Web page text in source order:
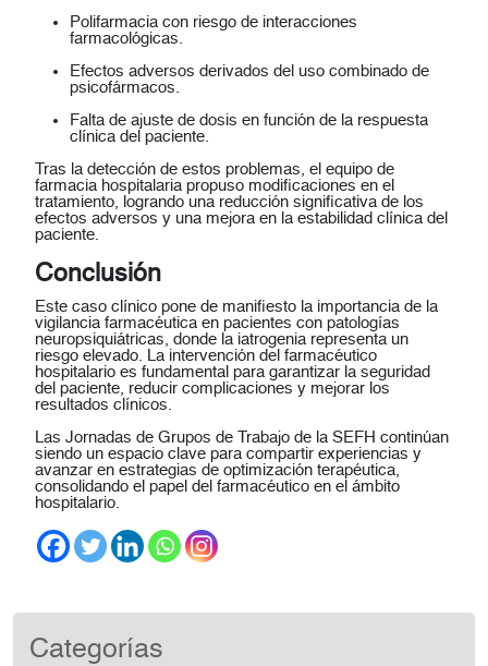
Polifarmacia con riesgo de interacciones
farmacológicas.
Efectos adversos derivados del uso combinado de
psicofármacos.
Falta de ajuste de dosis en función de la respuesta
clínica del paciente.
Tras la detección de estos problemas, el equipo de
farmacia hospitalaria propuso modificaciones en el
tratamiento, logrando una reducción significativa de los
efectos adversos y una mejora en la estabilidad clínica del
paciente.
Conclusión
Este caso clínico pone de manifiesto la importancia de la
vigilancia farmacéutica en pacientes con patologías
neuropsiquiátricas, donde la iatrogenia representa un
riesgo elevado. La intervención del farmacéutico
hospitalario es fundamental para garantizar la seguridad
del paciente, reducir complicaciones y mejorar los
resultados clínicos.
Las Jornadas de Grupos de Trabajo de la SEFH continúan
siendo un espacio clave para compartir experiencias y
avanzar en estrategias de optimización terapéutica,
consolidando el papel del farmacéutico en el ámbito
hospitalario.
Categorías